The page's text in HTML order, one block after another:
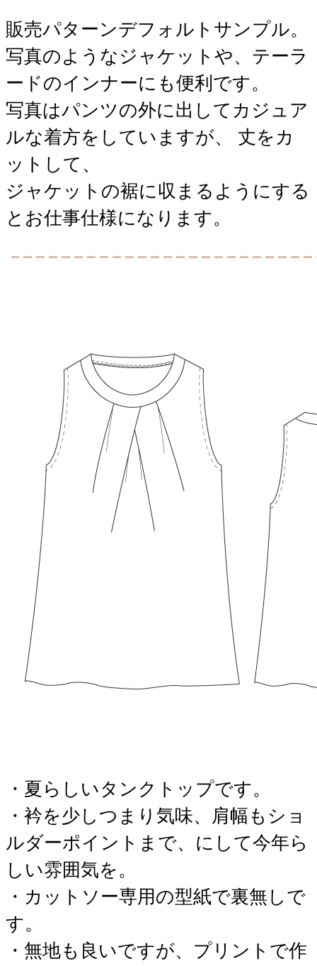
販売パターンデフォルトサンプル。
写真のようなジャケットや、テーラ
ードのインナーにも便利です。
写真はパンツの外に出してカジュア
ルな着方をしていますが、 丈をカ
ットして、
ジャケットの裾に収まるようにする
とお仕事仕様になります。
・夏らしいタンクトップです。
・衿を少しつまり気味、肩幅もショ
ルダーポイントまで、にして今年ら
しい雰囲気を。
・カットソー専用の型紙で裏無しで
す。
・無地も良いですが、プリントで作